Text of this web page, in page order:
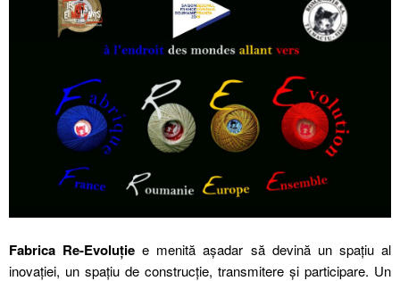
Fabrica Re-Evoluție e menită așadar să devină un spațiu al
inovației, un spațiu de construcție, transmitere și participare. Un